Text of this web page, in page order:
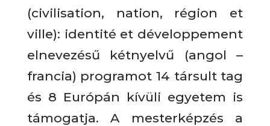
(civilisation, nation, région et
ville): identité et développement
elnevezésű kétnyelvű (angol –
francia) programot 14 társult tag
és 8 Európán kívüli egyetem is
támogatja. A mesterképzés a